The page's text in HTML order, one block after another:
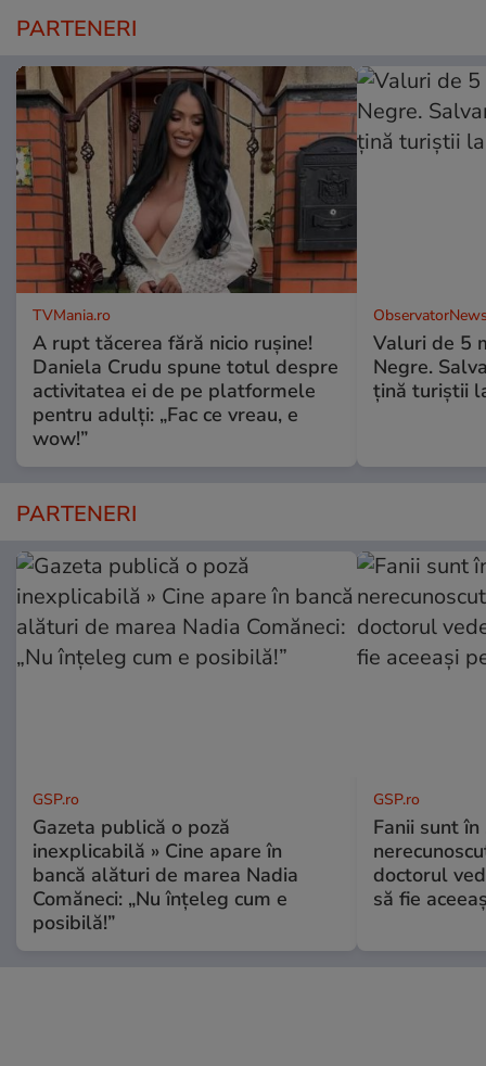
PARTENERI
TVMania.ro
A rupt tăcerea fără nicio rușine!
Daniela Crudu spune totul despre
activitatea ei de pe platformele
pentru adulți: „Fac ce vreau, e
wow!”
Valuri de 5
Negre.
ţină turiştii
PARTENERI
GSP.ro
Gazeta publică o poză
inexplicabilă » Cine apare în
bancă alături de marea Nadia
Comăneci: „Nu înțeleg cum e
posibilă!”
GSP.ro
Fanii sunt în
doctorul
să fie